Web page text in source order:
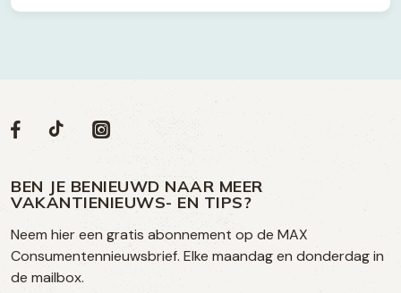
Volg
op
social
media
Social
Volg
op
Facebook
Volg
op
TikTok
Volg
op
Instagram
BEN JE BENIEUWD NAAR MEER
VAKANTIENIEUWS- EN TIPS?
Neem hier een gratis abonnement op de MAX
Consumentennieuwsbrief. Elke maandag en donderdag in
de mailbox.